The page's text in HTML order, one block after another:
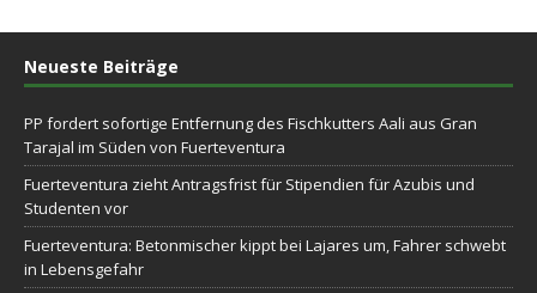
Neueste Beiträge
PP fordert sofortige Entfernung des Fischkutters Aali aus Gran
Tarajal im Süden von Fuerteventura
Fuerteventura zieht Antragsfrist für Stipendien für Azubis und
Studenten vor
Fuerteventura: Betonmischer kippt bei Lajares um, Fahrer schwebt
in Lebensgefahr